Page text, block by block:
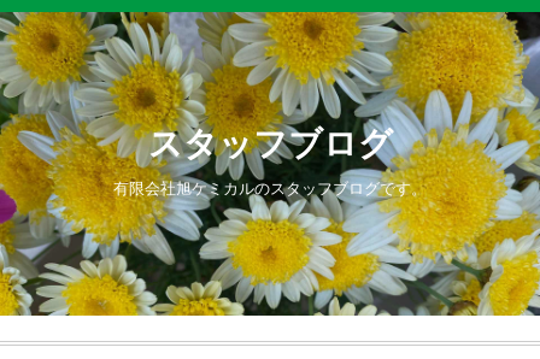
スタッフブログ
有限会社旭ケミカルのスタッフブログです。